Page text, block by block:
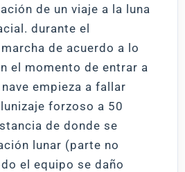
de un viaje a la luna
durante el
de acuerdo a lo
el momento de entrar a
empieza a fallar
forzoso a 50
de donde se
lunar (parte no
el equipo se daño